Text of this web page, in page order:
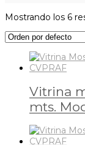
Mostrando los 6
Vitrina
mts.